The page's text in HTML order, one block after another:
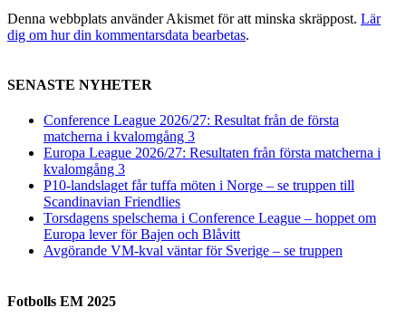
Denna webbplats använder Akismet för att minska skräppost. Lär
dig om hur din kommentarsdata bearbetas.
SENASTE NYHETER
Conference League 2026/27: Resultat från de första
matcherna i kvalomgång 3
Europa League 2026/27: Resultaten från första matcherna i
kvalomgång 3
P10-landslaget får tuffa möten i Norge – se truppen till
Scandinavian Friendlies
Torsdagens spelschema i Conference League – hoppet om
Europa lever för Bajen och Blåvitt
Avgörande VM-kval väntar för Sverige – se truppen
Fotbolls EM 2025